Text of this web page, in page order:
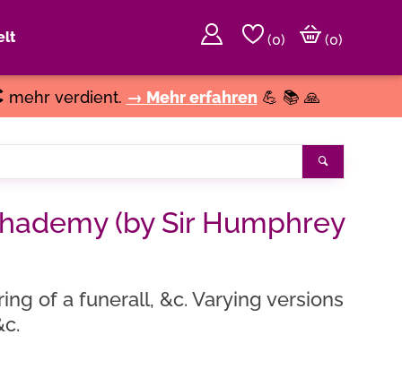
(0)
(0)
mehr verdient. → Mehr erfahren 💪 📚 🙏
(by Sir Humphrey
of a funerall, &c. Varying versions